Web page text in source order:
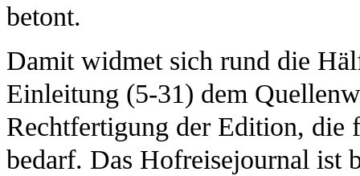
betont.
Damit widmet sich rund die
Einleitung (5-31) dem
Rechtfertigung der Edition, die
bedarf. Das Hofreisejournal ist